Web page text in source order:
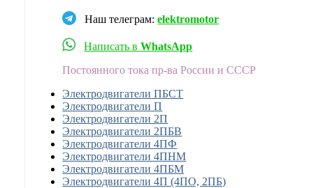
Наш телеграм:elektromotor
Написать вWhatsApp
Постоянного тока пр-ва России и СССР
Электродвигатели ПБСТ
Электродвигатели П
Электродвигатели 2П
Электродвигатели 2ПБВ
Электродвигатели 4ПФ
Электродвигатели 4ПНМ
Электродвигатели 4ПБМ
Электродвигатели 4П (4ПО, 2ПБ)